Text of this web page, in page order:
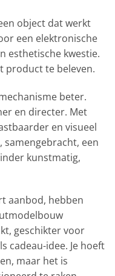
object dat werkt
een elektronische
esthetische kwestie.
product te beleven.
beter.
en directer. Met
en visueel
een
kunstmatig,
aanbod, hebben
geschikter voor
cadeau-idee. Je hoeft
maar het is